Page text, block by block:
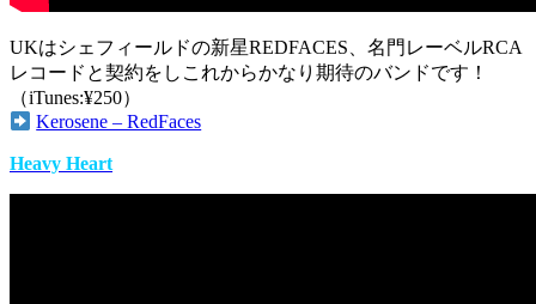
UKはシェフィールドの新星REDFACES、名門レーベルRCA
レコードと契約をしこれからかなり期待のバンドです！
（iTunes:¥250）
Kerosene – RedFaces
Heavy Heart